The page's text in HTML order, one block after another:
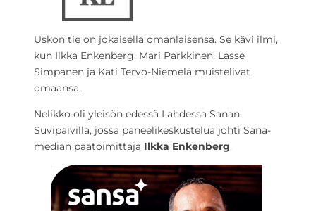
Uskon tie on jokaisella omanlaisensa. Se kävi ilmi,
kun Ilkka Enkenberg, Mari Parkkinen, Lasse
Simpanen ja Kati Tervo-Niemelä muistelivat
omaansa.
Nelikko oli yleisön edessä Lahdessa Sanan
Suvipäivillä, jossa paneelikeskustelua johti Sana-
median päätoimittaja Ilkka Enkenberg.